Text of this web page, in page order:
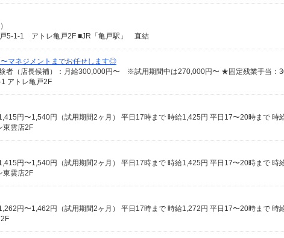
5-1-1 アトレ亀戸2F ■JR「亀戸駅」 直結
〜マネジメントまでお任せします◎
アトレ亀戸2F
雲店2F
雲店2F